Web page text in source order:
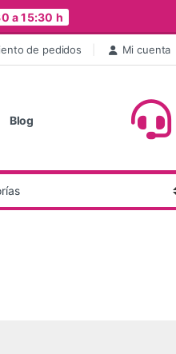
a 15:30 h
de pedidos Mi cuenta
Blog